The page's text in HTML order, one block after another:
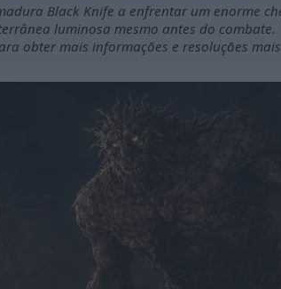
Black Knife a enfrentar um enorme
luminosa mesmo antes do combate.
obter mais informações e resoluções